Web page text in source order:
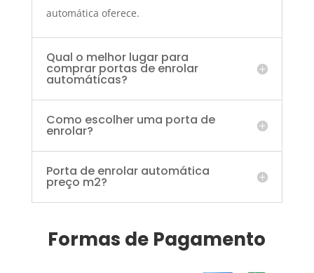
automática oferece.
Qual o melhor lugar para
comprar portas de enrolar
automáticas?
Como escolher uma porta de
enrolar?
Porta de enrolar automática
preço m2?
Formas de Pagamento